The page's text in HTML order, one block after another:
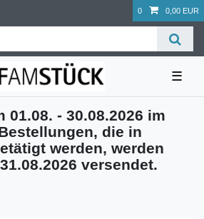
0 0,00 EUR
☰
01.08. - 30.08.2026 im
die in
werden, werden
versendet.